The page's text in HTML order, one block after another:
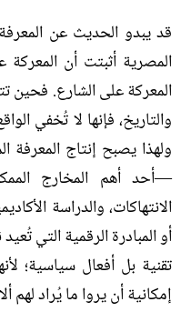
قد يبدو الحديث عن
المصرية أثبتت أن
المعركة على الشارع. فحين
والتاريخ، فإنها لا تُخفي
ولهذا يصبح إنتاج
—أحد أهم المخارج
الانتهاكات، والدراسة
أو المبادرة الرقمية التي
تقنية بل أفعال سياسية؛
إمكانية أن يروا ما يُراد لهم